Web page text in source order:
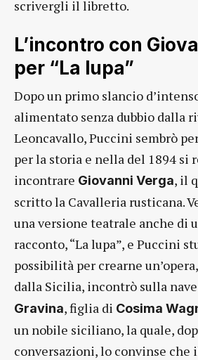
scrivergli il libretto.
L’incontro con
per “La lupa”
Dopo un primo slancio
alimentato senza dubbio dalla
Leoncavallo, Puccini sembrò
per la storia e nella del 1894 si
incontrare Giovanni Verga, il
scritto la Cavalleria rusticana.
una versione teatrale anche di
racconto, “La lupa”, e Puccini
possibilità per crearne
dalla Sicilia, incontrò sulla
Gravina, figlia di Cosima
un nobile siciliano, la quale,
conversazioni, lo convinse che